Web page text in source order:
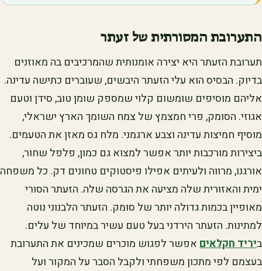
התערובת המסורתית של זעתר
תערובת הזעתר היא יצירה אומנותית שהמרכיבים בה מאוזנים
בדיוק. הבסיס הוא עלי הזעתר היבשים, שעוברים כתישה עדינה.
אליהם מוסיפים שומשום קלוי שמספק שומן טוב, סידן וטעם
אגוזי. הסומק, פרי חמצמץ של צמח השומך הארץ ישראלי,
מוסיף חמיצות עדינה וצבע ארגמני. מלח גס מאזן את הטעמים.
ביצירות מורכבות יותר אפשר למצוא גם כמון, פלפל שחור,
אורגנו, מרווה ולעיתים אפילו פיסטוקים טחונים דק. כל משפחה
ימית והאזורית שלה מציעה את הגרסה שלה. הזעתר הסורי
מאופיין בכמות גדולה יותר של סומק. הזעתר הלבנוני נוטה
למתינות. הזעתר הירדני בעל טעם עשיר במיוחד של עלים.
ביריד חקלאיםאפשר לפגוש מוכרים שמכינים את התערובת
בעצמם לפי מתכון משפחתי ולקבל הסבר על המקור ועל